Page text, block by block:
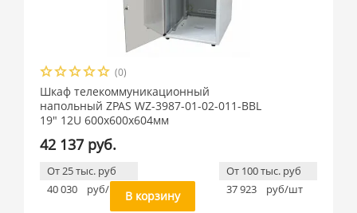
(0)
Шкаф телекоммуникационный
напольный ZPAS WZ-3987-01-02-011-BBL
19" 12U 600x600x604мм
42 137 руб.
От 25 тыс. руб
40 030
руб/шт
От 100 тыс. руб
37 923
руб/шт
В корзину